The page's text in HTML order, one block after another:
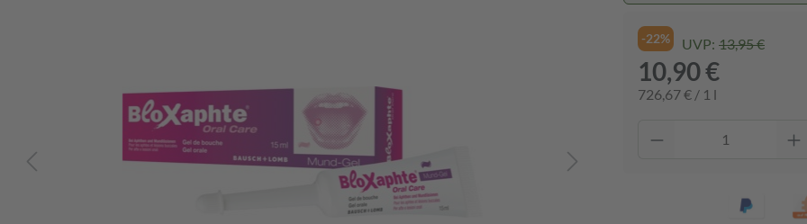
-22% UVP: 13,95 €
10,90 €
726,67 € / 1 l